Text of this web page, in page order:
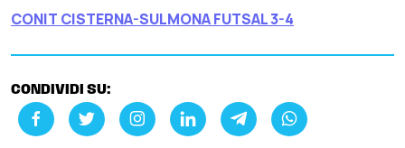
CONIT CISTERNA-SULMONA FUTSAL 3-4
CONDIVIDI SU: